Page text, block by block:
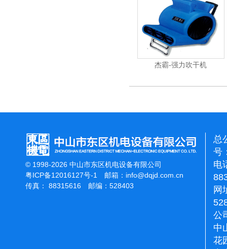
杰霸-强力吹干机
© 1998-2026 中山市东区机电设备有限公司
粤ICP备12016127号-1
邮箱： info@dqjd.com.cn
传真： 88315616 邮编：528403
总
号
电
网
公
中
花